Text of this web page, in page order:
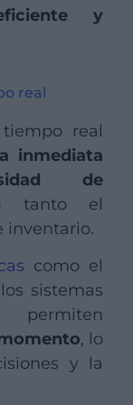
y
real
real
inmediata
de
tanto el
inventario.
como el
sistemas
, lo
y la